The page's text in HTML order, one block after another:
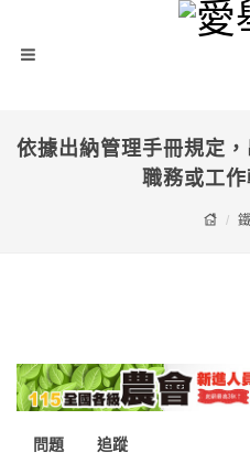
依據出納管理手冊規定
職務或工
問題 追蹤